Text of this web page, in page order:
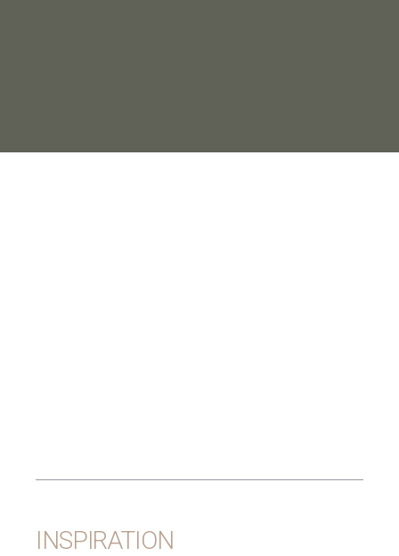
INSPIRATION